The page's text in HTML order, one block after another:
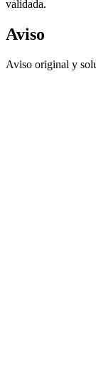
validada.
Aviso
Aviso original y